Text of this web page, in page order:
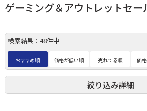
ゲーミング＆アウトレットセー
絞り込み詳細
検索結果：48件中
おすすめ順 価格が低い順 売れてる順 価